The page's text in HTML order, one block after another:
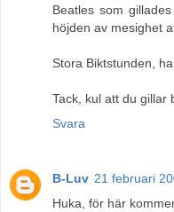
Beatles som
höjden av mesighet
Stora Biktstunden,
Tack, kul att du gillar
Svara
B-Luv 21 februari
Huka, för här